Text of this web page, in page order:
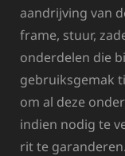
aandrijving van
frame, stuur,
onderdelen die
gebruiksgemak
om al deze
indien nodig te
rit te garanderen.